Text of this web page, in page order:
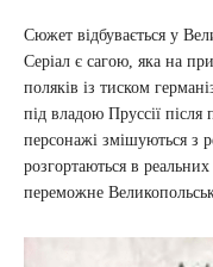
Сюжет відбувається у
Серіал є сагою, яка на
поляків із тиском
під владою Пруссії після
персонажі змішуються з
розгортаються в
переможне